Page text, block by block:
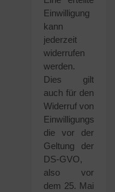
Einwilligung
kann
jederzeit
widerrufen
werden.
Dies gilt
auch für den
Widerruf von
die vor der
Geltung der
DS-GVO,
also vor
dem 25. Mai